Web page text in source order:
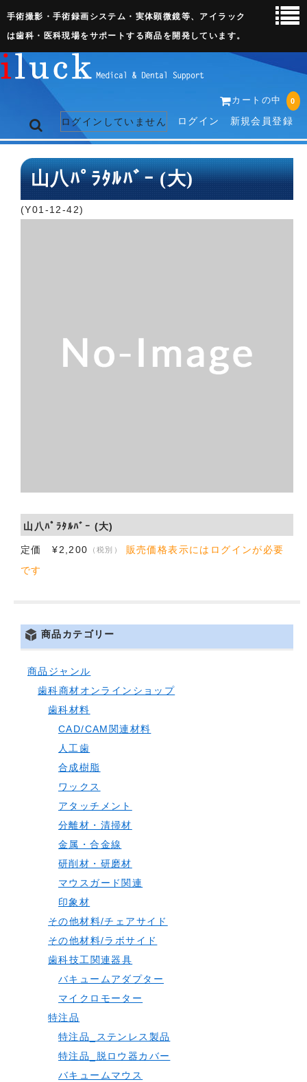
手術撮影・手術録画システム・実体顕微鏡等、アイラック
は歯科・医科現場をサポートする商品を開発しています。
カートの中 0
ログインしていません ログイン 新規会員登録
トップページ
お問い合わせ
山八ﾊﾟﾗﾀﾙﾊﾞｰ (大)
(Y01-12-42)
山八ﾊﾟﾗﾀﾙﾊﾞｰ (大)
定価 ¥2,200 （税別）
販売価格表示にはログインが必要
です
商品カテゴリー
商品ジャンル
歯科商材オンラインショップ
歯科材料
CAD/CAM関連材料
人工歯
合成樹脂
ワックス
アタッチメント
分離材・清掃材
金属・合金線
研削材・研磨材
マウスガード関連
印象材
その他材料/チェアサイド
その他材料/ラボサイド
歯科技工関連器具
バキュームアダプター
マイクロモーター
特注品
特注品_ステンレス製品
特注品_脱ロウ器カバー
バキュームマウス